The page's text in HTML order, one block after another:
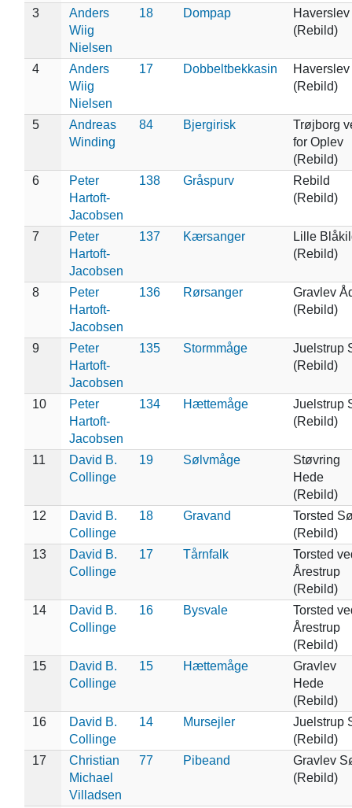
3
Anders
Wiig
Nielsen
18 Dompap
Haverslev
(Rebild)
4
Anders
Wiig
Nielsen
17 Dobbeltbekkasin
Haverslev
(Rebild)
5
Andreas
Winding
84 Bjergirisk
Trøjborg
for Oplev
(Rebild)
6
Peter
Hartoft-
Jacobsen
138 Gråspurv
Rebild
(Rebild)
7
Peter
Hartoft-
Jacobsen
137 Kærsanger
Lille
(Rebild)
8
Peter
Hartoft-
Jacobsen
136 Rørsanger
Gravlev
(Rebild)
9
Peter
Hartoft-
Jacobsen
135 Stormmåge
Juelstrup
(Rebild)
10
Peter
Hartoft-
Jacobsen
134 Hættemåge
Juelstrup
(Rebild)
11
David B.
Collinge
19 Sølvmåge
Støvring
Hede
(Rebild)
12
David B.
Collinge
18 Gravand
Torsted
(Rebild)
13
David B.
Collinge
17 Tårnfalk
Torsted
Årestrup
(Rebild)
14
David B.
Collinge
16 Bysvale
Torsted
Årestrup
(Rebild)
15
David B.
Collinge
15 Hættemåge
Gravlev
Hede
(Rebild)
16
David B.
Collinge
14 Mursejler
Juelstrup
(Rebild)
17
Christian
Michael
Villadsen
77 Pibeand
Gravlev
(Rebild)